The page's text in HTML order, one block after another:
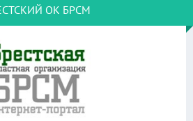
ОК БРСМ